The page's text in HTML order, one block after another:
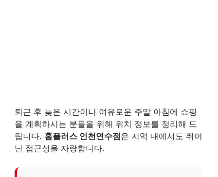
퇴근 후 늦은 시간이나 여유로운 주말 아침에 쇼핑
을 계획하시는 분들을 위해 위치 정보를 정리해 드
립니다. 홈플러스 인천연수점 은 지역 내에서도 뛰어
난 접근성을 자랑합니다.